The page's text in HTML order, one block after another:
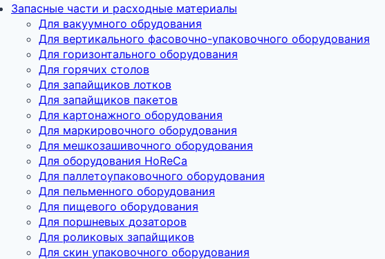
Запасные части и расходные материалы
Для вакуумного обрудования
Для вертикального фасовочно-упаковочного оборудования
Для горизонтального оборудования
Для горячих столов
Для запайщиков лотков
Для запайщиков пакетов
Для картонажного оборудования
Для маркировочного оборудования
Для мешкозашивочного оборудования
Для оборудования HoReCa
Для паллетоупаковочного оборудования
Для пельменного оборудования
Для пищевого оборудования
Для поршневых дозаторов
Для роликовых запайщиков
Для скин упаковочного оборудования